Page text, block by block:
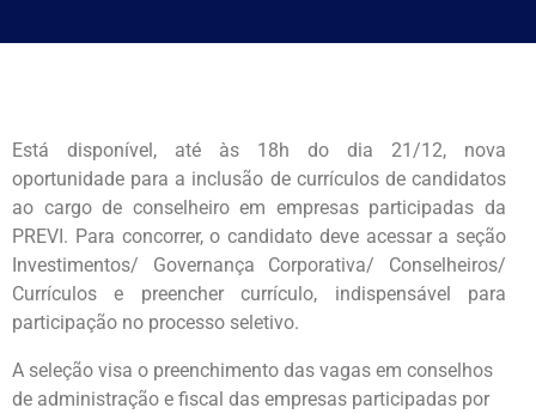
Está disponível, até às 18h do dia 21/12, nova
oportunidade para a inclusão de currículos de candidatos
ao cargo de conselheiro em empresas participadas da
PREVI. Para concorrer, o candidato deve acessar a seção
Investimentos/ Governança Corporativa/ Conselheiros/
Currículos e preencher currículo, indispensável para
participação no processo seletivo.
A seleção visa o preenchimento das vagas em conselhos
de administração e fiscal das empresas participadas por